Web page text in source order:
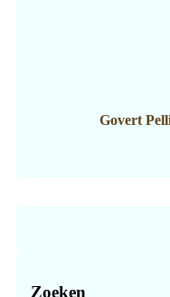
Govert
Zoeken